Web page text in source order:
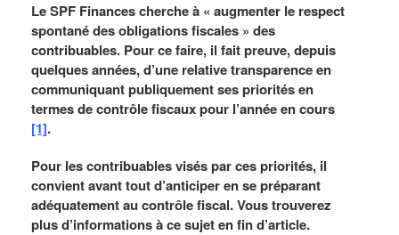
Le SPF Finances cherche à « augmenter le respect
spontané des obligations fiscales » des
contribuables. Pour ce faire, il fait preuve, depuis
quelques années, d’une relative transparence en
communiquant publiquement ses priorités en
termes de contrôle fiscaux pour l’année en cours
[1].
Pour les contribuables visés par ces priorités, il
convient avant tout d’anticiper en se préparant
adéquatement au contrôle fiscal. Vous trouverez
plus d’informations à ce sujet en fin d’article.